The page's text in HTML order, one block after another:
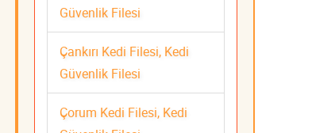
Güvenlik Filesi
Çankırı Kedi Filesi, Kedi
Güvenlik Filesi
Çorum Kedi Filesi, Kedi